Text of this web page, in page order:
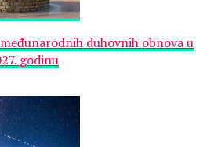
duhovnih obnova u
godinu